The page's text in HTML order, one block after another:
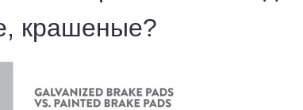
крашеные?